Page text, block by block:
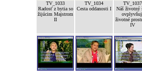
TV_1033
Radosť z bytia so
žijúcim Majstrom
II
TV_1034
Cesta oddanosti I
TV_1037
Náš životný
životné
IV